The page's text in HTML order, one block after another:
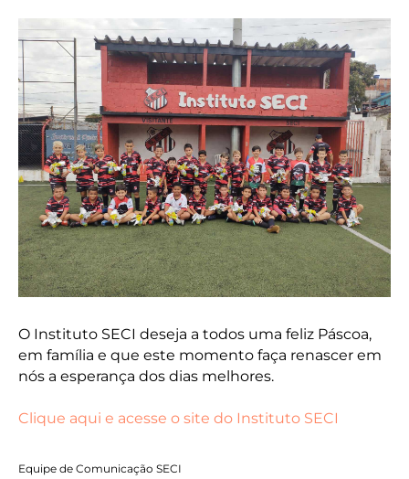
O Instituto SECI deseja a todos uma feliz Páscoa,
em família e que este momento faça renascer em
nós a esperança dos dias melhores.
Clique aqui e acesse o site do Instituto SECI
Equipe de Comunicação SECI